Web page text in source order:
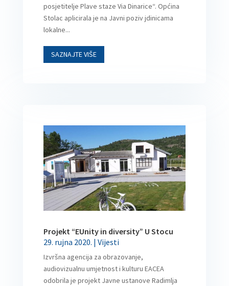
posjetitelje Plave staze Via Dinarice“. Općina
Stolac aplicirala je na Javni poziv jdinicama
lokalne...
SAZNAJTE VIŠE
Projekt “EUnity in diversity” U Stocu
29. rujna 2020. | Vijesti
Izvršna agencija za obrazovanje,
audiovizualnu umjetnost i kulturu EACEA
odobrila je projekt Javne ustanove Radimlja